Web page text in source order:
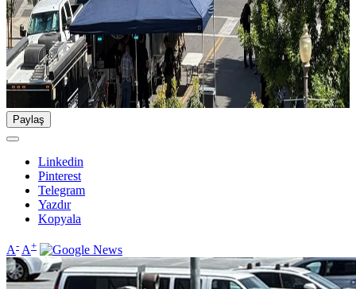
Paylaş
Linkedin
Pinterest
Telegram
Yazdır
Kopyala
A- A+